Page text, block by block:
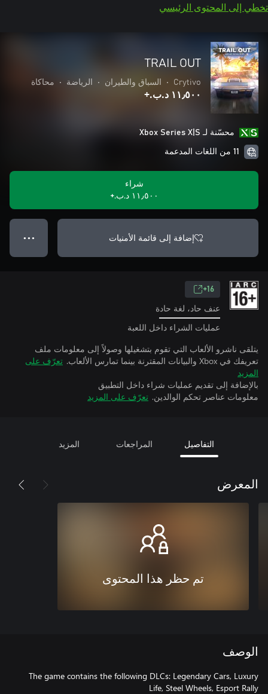
تخطي إلى المحتوى الرئيسي
TRAIL OUT
Crytivo
• السباق والطيران • الرياضة • محاكاة
١١٫٥٠٠ د.ب.‏+
محسّنة لـ Xbox Series X|S
11 من اللغات المدعمة
شراء
١١٫٥٠٠ د.ب.‏+
إضافة إلى قائمة الأمنيات ● ● ●
16+
عنف حاد، لغة حادة
عمليات الشراء داخل اللعبة
يتلقى ناشرو الألعاب التي تقوم بتشغيلها وصولاً إلى معلومات ملف
تعريفك في Xbox والبيانات المقترنة بينما تمارس الألعاب.
تعرّف على
المزيد
بالإضافة إلى تقديم عمليات شراء داخل التطبيق
معلومات عناصر تحكم الوالدين. تعرّف على المزيد
التفاصيل المراجعات المزيد
المعرض
تم حظر هذا المحتوى
الوصف
The game contains the following DLCs: Legendary Cars, Luxury